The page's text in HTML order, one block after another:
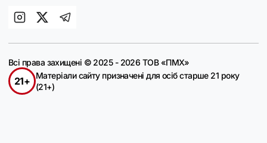
Всі права захищені © 2025 - 2026 ТОВ «ПМХ»
21+
Матеріали сайту призначені для осіб старше 21 року
(21+)